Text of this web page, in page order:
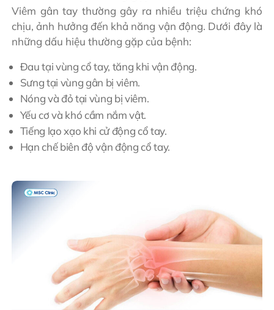
Viêm gân tay thường gây ra nhiều triệu chứng khó
chịu, ảnh hưởng đến khả năng vận động. Dưới đây là
những dấu hiệu thường gặp của bệnh:
Đau tại vùng cổ tay, tăng khi vận động.
Sưng tại vùng gân bị viêm.
Nóng và đỏ tại vùng bị viêm.
Yếu cơ và khó cầm nắm vật.
Tiếng lạo xạo khi cử động cổ tay.
Hạn chế biên độ vận động cổ tay.